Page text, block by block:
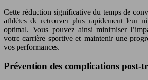
Cette réduction significative du temps de
athlètes de retrouver plus rapidement leur
optimal. Vous pouvez ainsi minimiser
votre carrière sportive et maintenir une
vos performances.
Prévention des complications post-